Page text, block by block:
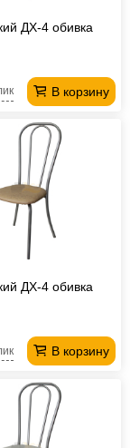
ДХ-4 обивка
В корзину
ДХ-4 обивка
В корзину